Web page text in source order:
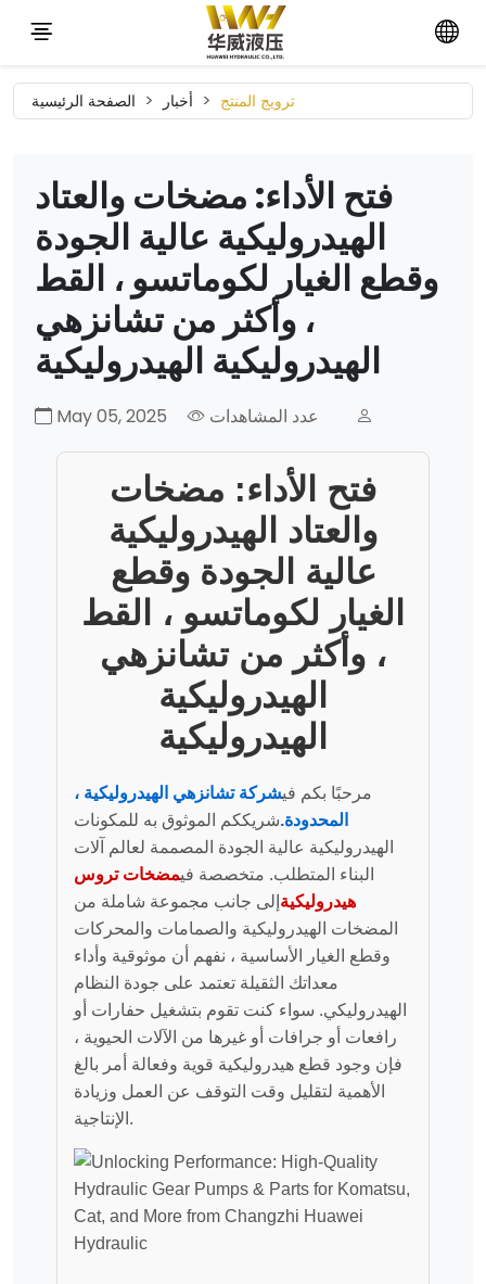
الصفحة الرئيسية أخبار ترويج المنتج
فتح الأداء: مضخات والعتاد
الهيدروليكية عالية الجودة
وقطع الغيار لكوماتسو ، القط
، وأكثر من تشانزهي
الهيدروليكية الهيدروليكية
May 05, 2025 عدد المشاهدات
فتح الأداء: مضخات
والعتاد الهيدروليكية
عالية الجودة وقطع
الغيار لكوماتسو ، القط
، وأكثر من تشانزهي
الهيدروليكية
الهيدروليكية
مرحبًا بكم فيشركة تشانزهي الهيدروليكية ،
المحدودة.شريككم الموثوق به للمكونات
الهيدروليكية عالية الجودة المصممة لعالم آلات
البناء المتطلب. متخصصة فيمضخات تروس
هيدروليكية إلى جانب مجموعة شاملة من
المضخات الهيدروليكية والصمامات والمحركات
وقطع الغيار الأساسية ، نفهم أن موثوقية وأداء
معداتك الثقيلة تعتمد على جودة النظام
الهيدروليكي. سواء كنت تقوم بتشغيل حفارات أو
رافعات أو جرافات أو غيرها من الآلات الحيوية ،
فإن وجود قطع هيدروليكية قوية وفعالة أمر بالغ
الأهمية لتقليل وقت التوقف عن العمل وزيادة
الإنتاجية.